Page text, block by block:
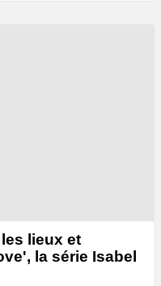
lieux et
la série Isabel